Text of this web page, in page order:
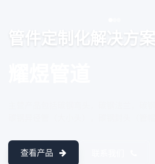
管件定制化解决方案
查看产品